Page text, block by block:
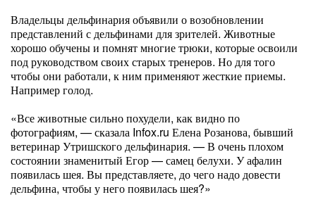
Владельцы дельфинария объявили о возобновлении
представлений с дельфинами для зрителей. Животные
хорошо обучены и помнят многие трюки, которые освоили
под руководством своих старых тренеров. Но для того
чтобы они работали, к ним применяют жесткие приемы.
Например голод.
«Все животные сильно похудели, как видно по
фотографиям, — сказала Infox.ru Елена Розанова, бывший
ветеринар Утришского дельфинария. — В очень плохом
состоянии знаменитый Егор — самец белухи. У афалин
появилась шея. Вы представляете, до чего надо довести
дельфина, чтобы у него появилась шея?»